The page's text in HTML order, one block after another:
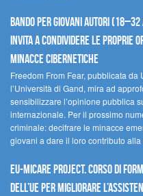
Bando per giovani autori
invita a condividere le proprie
minacce cibernetiche
Freedom From Fear, pubblicata
l’Università di Gand, mira ad
sensibilizzare l’opinione pubblica
internazionale. Per il prossimo
criminale: decifrare le minacce
giovani a dare il loro contributo alla
EU-MiCare Project. Corso di
dell’UE per migliorare